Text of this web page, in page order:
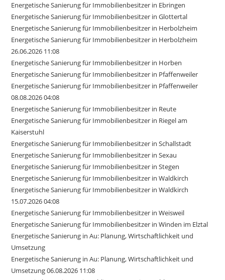
Energetische Sanierung für Immobilienbesitzer in Ebringen
Energetische Sanierung für Immobilienbesitzer in Glottertal
Energetische Sanierung für Immobilienbesitzer in Herbolzheim
Energetische Sanierung für Immobilienbesitzer in Herbolzheim
26.06.2026 11:08
Energetische Sanierung für Immobilienbesitzer in Horben
Energetische Sanierung für Immobilienbesitzer in Pfaffenweiler
Energetische Sanierung für Immobilienbesitzer in Pfaffenweiler
08.08.2026 04:08
Energetische Sanierung für Immobilienbesitzer in Reute
Energetische Sanierung für Immobilienbesitzer in Riegel am
Kaiserstuhl
Energetische Sanierung für Immobilienbesitzer in Schallstadt
Energetische Sanierung für Immobilienbesitzer in Sexau
Energetische Sanierung für Immobilienbesitzer in Stegen
Energetische Sanierung für Immobilienbesitzer in Waldkirch
Energetische Sanierung für Immobilienbesitzer in Waldkirch
15.07.2026 04:08
Energetische Sanierung für Immobilienbesitzer in Weisweil
Energetische Sanierung für Immobilienbesitzer in Winden im Elztal
Energetische Sanierung in Au: Planung, Wirtschaftlichkeit und
Umsetzung
Energetische Sanierung in Au: Planung, Wirtschaftlichkeit und
Umsetzung 06.08.2026 11:08